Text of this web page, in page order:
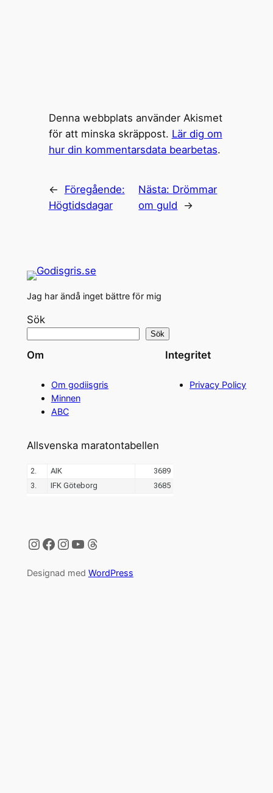
Denna webbplats använder Akismet
för att minska skräppost. Lär dig om
hur din kommentarsdata bearbetas.
←
Föregående:
Högtidsdagar
Nästa: Drömmar
om guld
→
Jag har ändå inget bättre för mig
Sök
Sök
Om
Om godiisgris
Minnen
ABC
Integritet
Privacy Policy
Allsvenska maratontabellen
Instagram
Facebook
Instagram
YouTube
Threads
Designad med WordPress